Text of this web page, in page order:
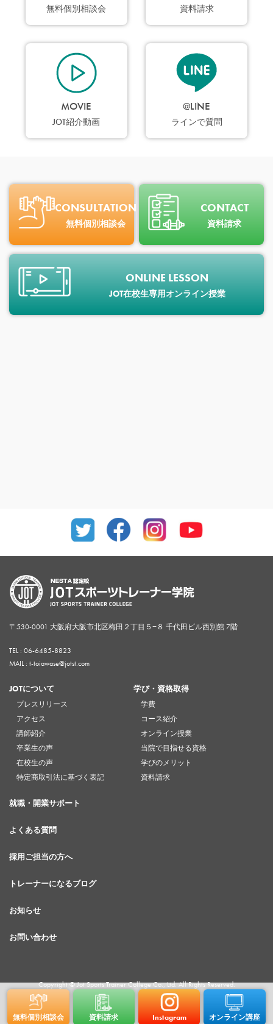
無料個別相談会 資料請求 Instagram オンライン講座
無料個別相談会 資料請求
MOVIE
JOT紹介動画
@LINE
ラインで質問
CONSULTATION
無料個別相談会
CONTACT
資料請求
ONLINE LESSON
JOT在校生専用オンライン授業
〒530-0001 大阪府大阪市北区梅田２丁目５−８ 千代田ビル西別館 7階
TEL : 06-6485-8823
MAIL : t-toiawase@jotst.com
JOTについて
プレスリリース
アクセス
講師紹介
卒業生の声
在校生の声
特定商取引法に基づく表記
学び・資格取得
学費
コース紹介
オンライン授業
当院で目指せる資格
学びのメリット
資料請求
就職・開業サポート
よくある質問
採用ご担当の方へ
トレーナーになるブログ
お知らせ
お問い合わせ
Copyright © Jot Sports Trainer College Co., Ltd. All Rights Reserved.